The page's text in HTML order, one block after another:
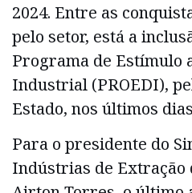
2024. Entre as
pelo setor, está a
Programa de Estímulo
Industrial (PROEDI),
Estado, nos últimos
Para o presidente do
Indústrias de Extração